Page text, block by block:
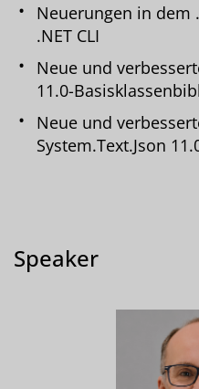
Neuerungen in dem
.NET CLI
Neue und
11.0-
Neue und
System.Text.Json
Speaker